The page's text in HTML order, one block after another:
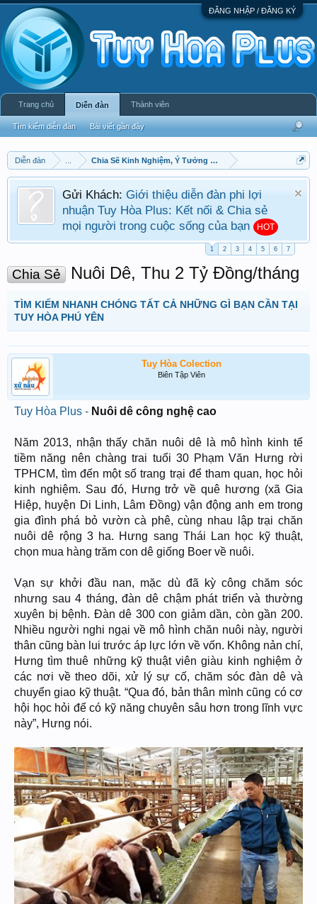
ĐĂNG NHẬP / ĐĂNG KÝ
Diễn đàn Chia Sẽ Kinh Nghiệm, Ý Tưởng Kinh Doanh, Làm Giàu
Gửi Khách: Giới thiệu diễn đàn phi lợi
nhuận Tuy Hòa Plus: Kết nối & Chia sẻ
mọi người trong cuộc sống của bạn
HOT
1 2 3 4 5 6 7
Chia Sẻ Nuôi Dê, Thu 2 Tỷ Đồng/tháng
TÌM KIẾM NHANH CHÓNG TẤT CẢ NHỮNG GÌ BẠN CẦN TẠI
TUY HÒA PHÚ YÊN
Tuy Hòa Colection
Biên Tập Viên
Tuy Hòa Plus - Nuôi dê công nghệ cao
Năm 2013, nhận thấy chăn nuôi dê là mô hình kinh tế
tiềm năng nên chàng trai tuổi 30 Phạm Văn Hưng rời
TPHCM, tìm đến một số trang trại để tham quan, học hỏi
kinh nghiệm. Sau đó, Hưng trở về quê hương (xã Gia
Hiệp, huyện Di Linh, Lâm Đồng) vận động anh em trong
gia đình phá bỏ vườn cà phê, cùng nhau lập trại chăn
nuôi dê rộng 3 ha. Hưng sang Thái Lan học kỹ thuật,
chọn mua hàng trăm con dê giống Boer về nuôi.
Vạn sự khởi đầu nan, mặc dù đã kỳ công chăm sóc
nhưng sau 4 tháng, đàn dê chậm phát triển và thường
xuyên bị bệnh. Đàn dê 300 con giảm dần, còn gần 200.
Nhiều người nghi ngại về mô hình chăn nuôi này, người
thân cũng bàn lui trước áp lực lớn về vốn. Không nản chí,
Hưng tìm thuê những kỹ thuật viên giàu kinh nghiệm ở
các nơi về theo dõi, xử lý sự cố, chăm sóc đàn dê và
chuyển giao kỹ thuật. “Qua đó, bản thân mình cũng có cơ
hội học hỏi để có kỹ năng chuyên sâu hơn trong lĩnh vực
này”, Hưng nói.
Trang chủ Diễn đàn
Tìm kiếm diễn đàn Bài viết gần đây
Thành viên